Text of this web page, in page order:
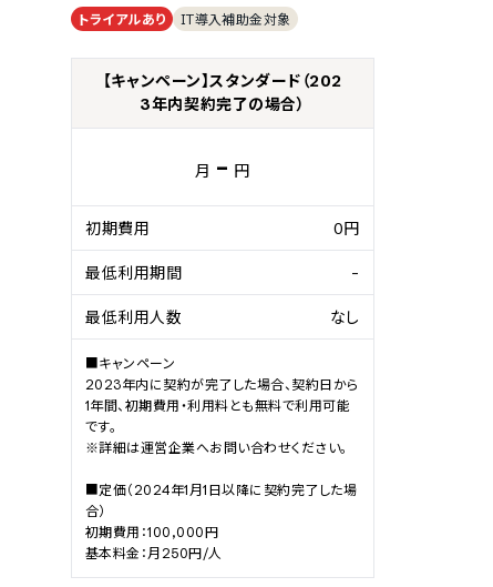
トライアルあり IT導入補助金対象
【キャンペーン】スタンダード（202
3年内契約完了の場合）
月 - 円
初期費用 0円
最低利用期間 -
最低利用人数 なし
■キャンペーン
2023年内に契約が完了した場合、契約日から
1年間、初期費用・利用料とも無料で利用可能
です。
※詳細は運営企業へお問い合わせください。
■定価（2024年1月1日以降に契約完了した場
合）
初期費用：100,000円
基本料金：月250円/人